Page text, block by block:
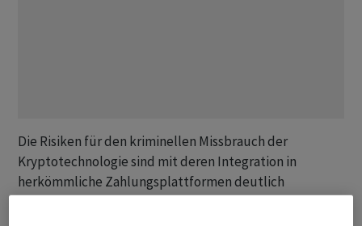
Die Risiken für den kriminellen Missbrauch der
Kryptotechnologie sind mit deren Integration in
herkömmliche Zahlungsplattformen deutlich